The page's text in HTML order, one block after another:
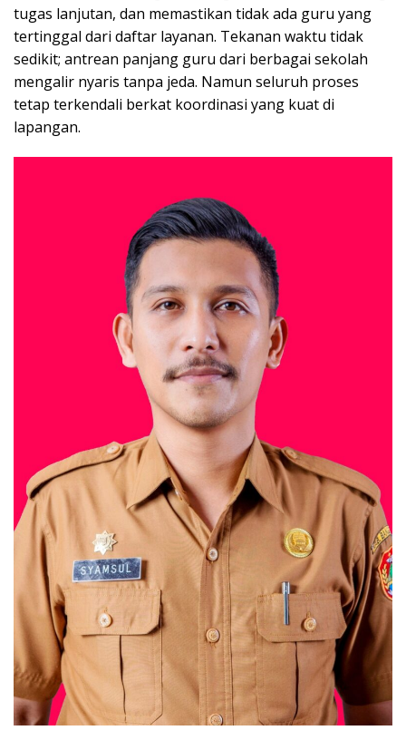
tugas lanjutan, dan memastikan tidak ada guru yang
tertinggal dari daftar layanan. Tekanan waktu tidak
sedikit; antrean panjang guru dari berbagai sekolah
mengalir nyaris tanpa jeda. Namun seluruh proses
tetap terkendali berkat koordinasi yang kuat di
lapangan.